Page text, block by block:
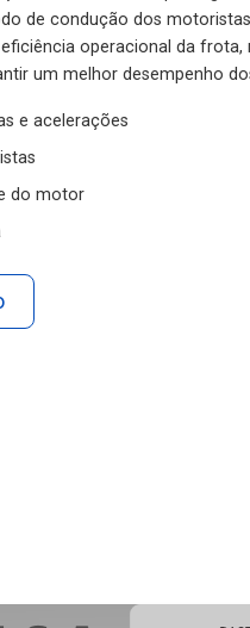
de condução dos
operacional da
um melhor desempenho
e acelerações
do motor